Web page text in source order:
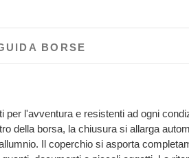
BORSE
l'avventura e resistenti ad ogni
della borsa, la chiusura si allarga
Il coperchio si asporta